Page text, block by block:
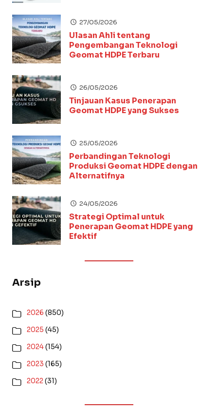
27/05/2026
Ulasan Ahli tentang
Pengembangan Teknologi
Geomat HDPE Terbaru
26/05/2026
Tinjauan Kasus Penerapan
Geomat HDPE yang Sukses
25/05/2026
Perbandingan Teknologi
Produksi Geomat HDPE dengan
Alternatifnya
24/05/2026
Strategi Optimal untuk
Penerapan Geomat HDPE yang
Efektif
Arsip
2026 (850)
2025 (45)
2024(154)
2023 (165)
2022(31)